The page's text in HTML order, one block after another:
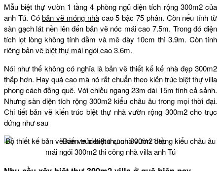
Mẫu biệt thự vườn 1 tầng 4 phòng ngủ diện tích rộng 300m2 của
anh Tú. Cóbản vẽ móng nhàcao 5 bậc 75 phân. Còn nếu tính từ
sàn gạch lát nền lên đến bản vẽ nóc mái cao 7.5m. Trong đó diện
tích lọt lòng không tính dầm và mê dày 10cm thì 3.9m. Còn tính
riêng bản vẽbiệt thự mái ngóicao 3.6m.
Nói như thế không có nghĩa là bản vẽ thiết kế kế nhà đẹp 300m2
thấp hơn. Hay quá cao mà nó rất chuẩn theo kiến trúc biệt thự villa
phong cách đồng quê. Với chiều ngang 23m dài 15m tính cả sảnh.
Nhưng sàn diện tích rộng 300m2 kiểu châu âu trong mọi thời đại.
Chi tiết bản vẽ kiến trúc biệt thự nhà vườn rộng 300m2 cho trục
đứng như sau
Bộ thiết kế bản vẽ kiến trúc biệt thự nhà vườn 1 tầng kiểu châu âu
mái ngói 300m2 thi công nhà villa anh Tú